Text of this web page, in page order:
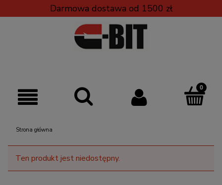
Darmowa dostawa od 1500 zł
Strona główna
Ten produkt jest niedostępny.